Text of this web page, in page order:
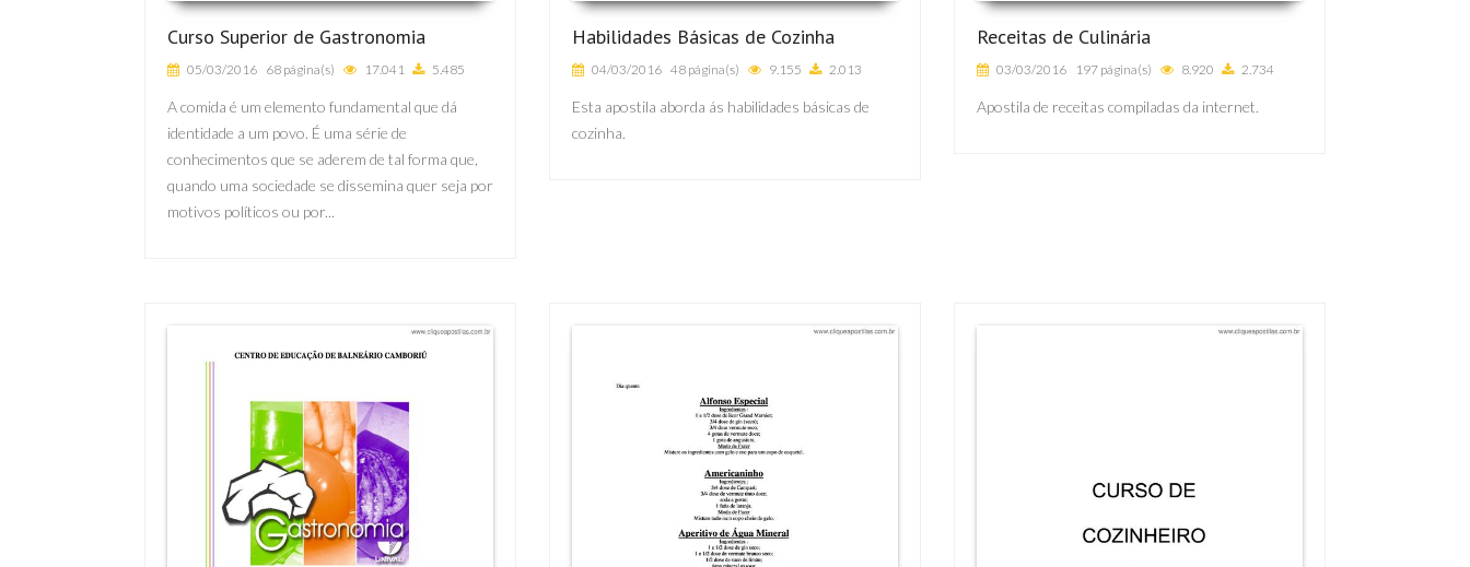
Curso Superior de Gastronomia
05/03/2016 68 página(s) 17.041 5.485
A comida é um elemento fundamental que dá
identidade a um povo. É uma série de
conhecimentos que se aderem de tal forma que,
quando uma sociedade se dissemina quer seja por
motivos políticos ou por...
Habilidades Básicas de Cozinha
04/03/2016 48 página(s) 9.155 2.013
Esta apostila aborda ás habilidades básicas de
cozinha.
Receitas de Culinária
03/03/2016 197 página(s) 8.920 2.734
Apostila de receitas compiladas da internet.